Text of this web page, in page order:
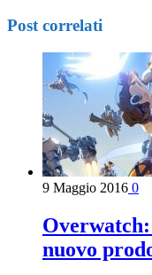
Post correlati
9 Maggio 2016 0
nuovo